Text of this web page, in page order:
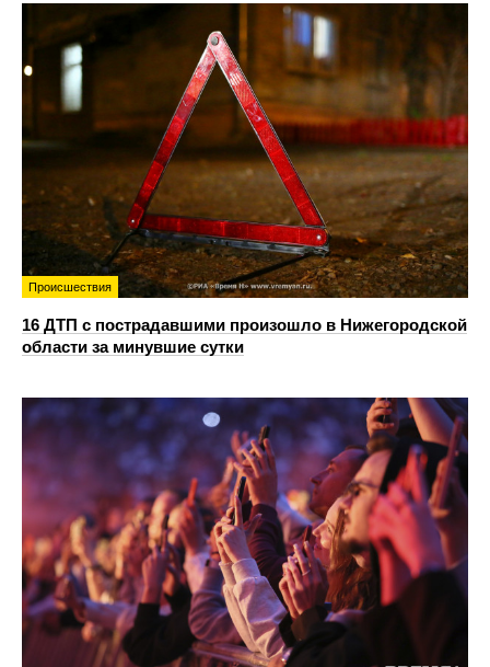
Происшествия
16 ДТП с пострадавшими произошло в Нижегородской
области за минувшие сутки